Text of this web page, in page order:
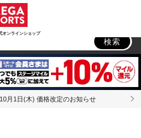
オンラインショップ
検索
月1日(木) 価格改定のお知らせ